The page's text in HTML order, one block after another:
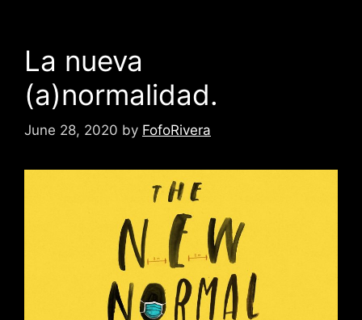
La nueva
(a)normalidad.
June 28, 2020 by FofoRivera